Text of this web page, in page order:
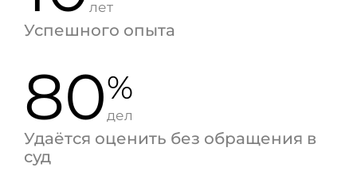
лет
Успешного опыта
80%
дел
Удаётся оценить без обращения в
суд